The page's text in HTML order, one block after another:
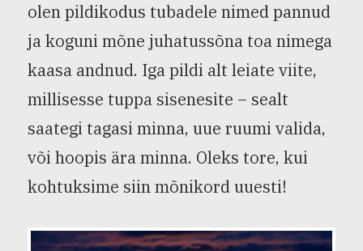
olen pildikodus tubadele nimed pannud
ja koguni mõne juhatussõna toa nimega
kaasa andnud. Iga pildi alt leiate viite,
millisesse tuppa sisenesite – sealt
saategi tagasi minna, uue ruumi valida,
või hoopis ära minna. Oleks tore, kui
kohtuksime siin mõnikord uuesti!